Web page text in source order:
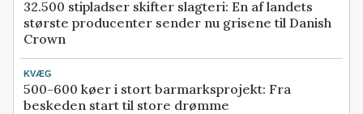
32.500 stipladser skifter slagteri: En af landets
største producenter sender nu grisene til Danish
Crown
KVÆG
500-600 køer i stort barmarksprojekt: Fra
beskeden start til store drømme